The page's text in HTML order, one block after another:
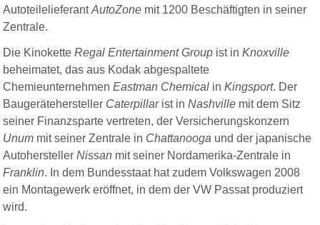
AutoteilelieferantAutoZone mit 1200 Beschäftigten in seiner
Zentrale.
Die KinoketteRegal Entertainment Group ist inKnoxville
beheimatet, das aus Kodak abgespaltete
ChemieunternehmenEastman Chemical inKingsport. Der
Baugerätehersteller Caterpillarist inNashville mit dem Sitz
seiner Finanzsparte vertreten, der Versicherungskonzern
Unum mit seiner Zentrale in Chattanooga und der japanische
AutoherstellerNissan mit seiner Nordamerika-Zentrale in
Franklin. In dem Bundesstaat hat zudem Volkswagen 2008
ein Montagewerk eröffnet, in dem der VW Passat produziert
wird.